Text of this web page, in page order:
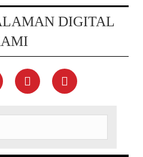
DIGITAL